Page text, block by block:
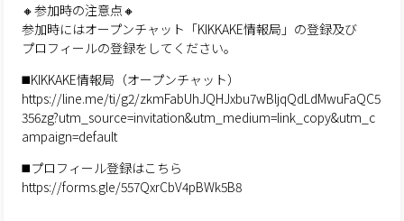
🔸参加時の注意点🔸
参加時にはオープンチャット「KIKKAKE情報局」の登録及び
プロフィールの登録をしてください。
◼️KIKKAKE情報局（オープンチャット）
https://line.me/ti/g2/zkmFabUhJQHJxbu7wBljqQdLdMwuFaQC5
356zg?utm_source=invitation&utm_medium=link_copy&utm_c
ampaign=default
◼️プロフィール登録はこちら
https://forms.gle/557QxrCbV4pBWk5B8